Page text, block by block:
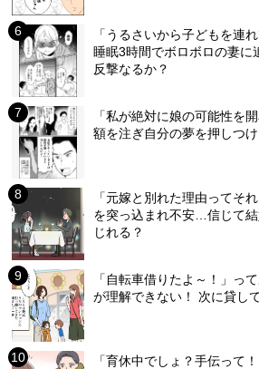
「うるさいから子どもを連
睡眠3時間でボロボロの妻
反撃なるか？
「私が絶対に娘の可能性を
額を注ぎ自分の夢を押しつ
「元嫁と別れた理由ってそ
を突っ込まれ不安…信じて
じれる？
「自転車借りたよ～！」っ
が理解できない！ 次に貸し
「育休中でしょ？手伝って